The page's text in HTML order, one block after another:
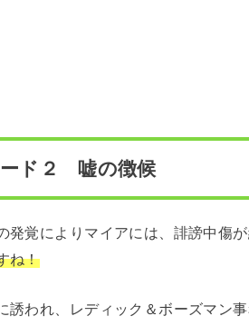
ド２ 嘘の徴候
発覚によりマイアには、誹謗中傷が
ね！
誘われ、レディック＆ボーズマン